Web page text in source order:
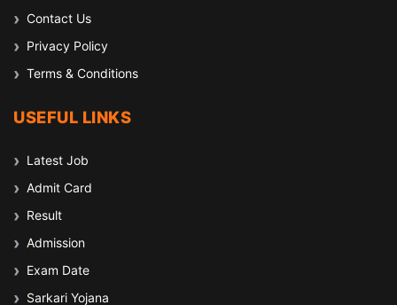
Contact Us
Privacy Policy
Terms & Conditions
USEFUL LINKS
Latest Job
Admit Card
Result
Admission
Exam Date
Sarkari Yojana